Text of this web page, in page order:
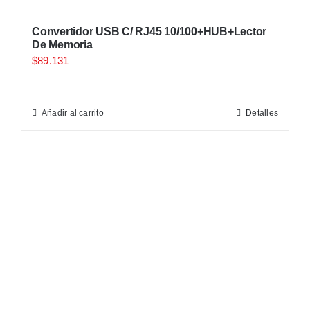
Convertidor USB C/ RJ45 10/100+HUB+Lector
De Memoria
$89.131
Añadir al carrito Detalles